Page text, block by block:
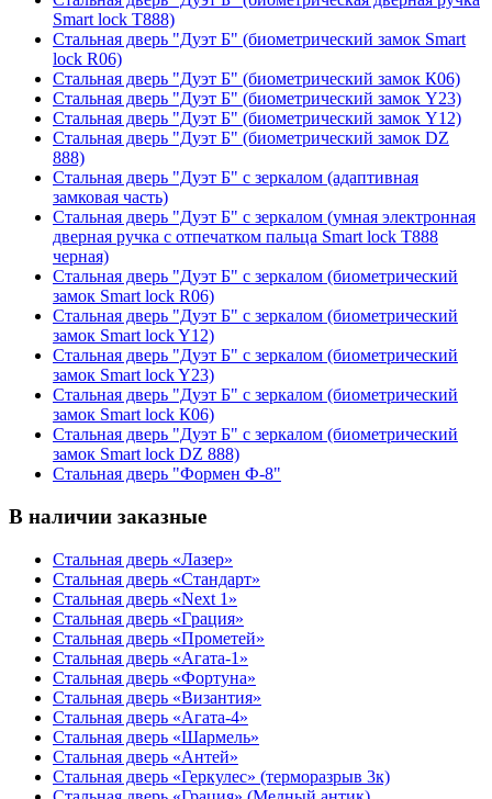
Smart lock T888)
Стальная дверь "Дуэт Б" (биометрический замок Smart
lock R06)
Стальная дверь "Дуэт Б" (биометрический замок К06)
Стальная дверь "Дуэт Б" (биометрический замок Y23)
Стальная дверь "Дуэт Б" (биометрический замок Y12)
Стальная дверь "Дуэт Б" (биометрический замок DZ
888)
Стальная дверь "Дуэт Б" с зеркалом (адаптивная
замковая часть)
Стальная дверь "Дуэт Б" с зеркалом (умная электронная
дверная ручка с отпечатком пальца Smart lock T888
черная)
Стальная дверь "Дуэт Б" с зеркалом (биометрический
замок Smart lock R06)
Стальная дверь "Дуэт Б" с зеркалом (биометрический
замок Smart lock Y12)
Стальная дверь "Дуэт Б" с зеркалом (биометрический
замок Smart lock Y23)
Стальная дверь "Дуэт Б" с зеркалом (биометрический
замок Smart lock К06)
Стальная дверь "Дуэт Б" с зеркалом (биометрический
замок Smart lock DZ 888)
Стальная дверь "Формен Ф-8"
В наличии заказные
Стальная дверь «Лазер»
Стальная дверь «Стандарт»
Стальная дверь «Next 1»
Стальная дверь «Гpация»
Стальная дверь «Прометей»
Стальная дверь «Агата-1»
Стальная дверь «Фортуна»
Стальная дверь «Византия»
Стальная дверь «Агата-4»
Стальная дверь «Шармель»
Стальная дверь «Антей»
Стальная дверь «Геркулес» (терморазрыв 3к)